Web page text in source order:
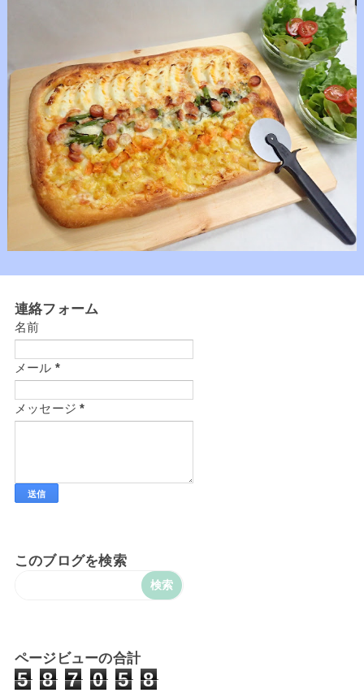
連絡フォーム
名前
メール *
メッセージ*
このブログを検索
ページビューの合計
5 8 7 0 5 8